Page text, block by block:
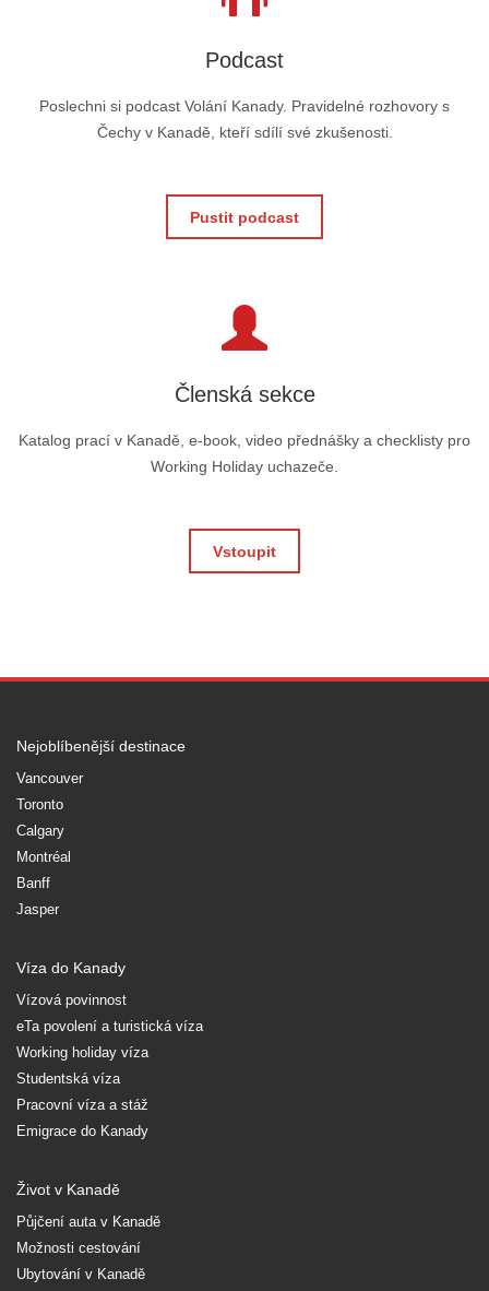
Podcast
Poslechni si podcast Volání Kanady. Pravidelné rozhovory s
Čechy v Kanadě, kteří sdílí své zkušenosti.
Pustit podcast
Členská sekce
Katalog prací v Kanadě, e-book, video přednášky a checklisty pro
Working Holiday uchazeče.
Vstoupit
Nejoblíbenější destinace
Vancouver
Toronto
Calgary
Montréal
Banff
Jasper
Víza do Kanady
Vízová povinnost
eTa povolení a turistická víza
Working holiday víza
Studentská víza
Pracovní víza a stáž
Emigrace do Kanady
Život v Kanadě
Půjčení auta v Kanadě
Možnosti cestování
Ubytování v Kanadě